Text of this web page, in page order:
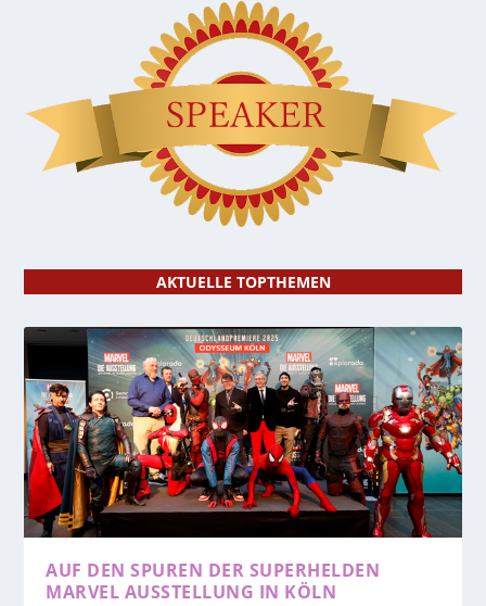
AKTUELLE TOPTHEMEN
AUF DEN SPUREN DER SUPERHELDEN
MARVEL AUSSTELLUNG IN KÖLN